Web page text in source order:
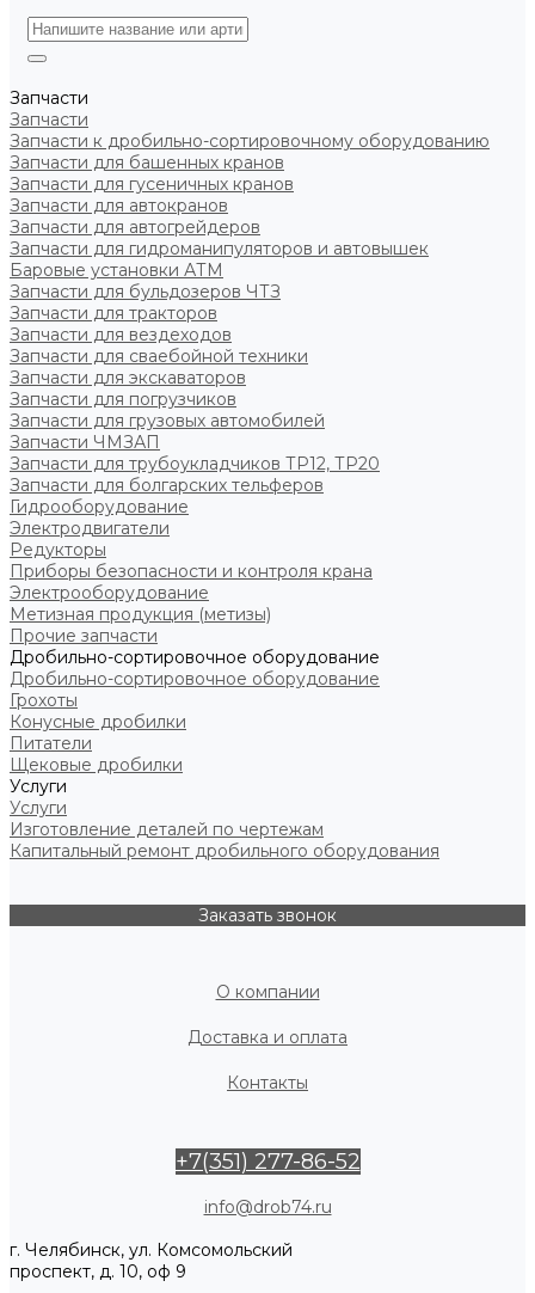
Запчасти
Запчасти
Запчасти к дробильно-сортировочному оборудованию
Запчасти для башенных кранов
Запчасти для гусеничных кранов
Запчасти для автокранов
Запчасти для автогрейдеров
Запчасти для гидроманипуляторов и автовышек
Баровые установки АТМ
Запчасти для бульдозеров ЧТЗ
Запчасти для тракторов
Запчасти для вездеходов
Запчасти для сваебойной техники
Запчасти для экскаваторов
Запчасти для погрузчиков
Запчасти для грузовых автомобилей
Запчасти ЧМЗАП
Запчасти для трубоукладчиков ТР12, ТР20
Запчасти для болгарских тельферов
Гидрооборудование
Электродвигатели
Редукторы
Приборы безопасности и контроля крана
Электрооборудование
Метизная продукция (метизы)
Прочие запчасти
Дробильно-сортировочное оборудование
Дробильно-сортировочное оборудование
Грохоты
Конусные дробилки
Питатели
Щековые дробилки
Услуги
Услуги
Изготовление деталей по чертежам
Капитальный ремонт дробильного оборудования
Заказать звонок
О компании
Доставка и оплата
Контакты
+7(351) 277-86-52
info@drob74.ru
г. Челябинск, ул. Комсомольский
проспект, д. 10, оф 9